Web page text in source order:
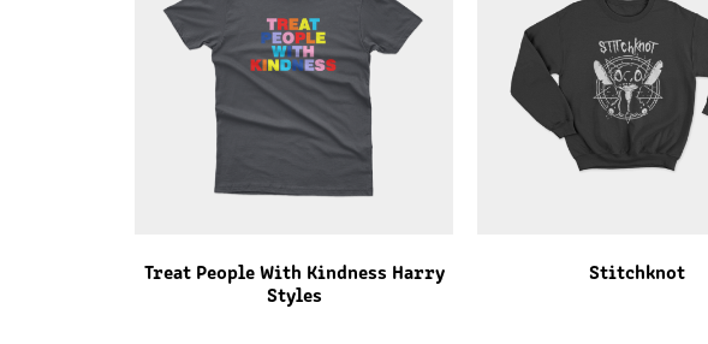
Treat People With Kindness Harry
Styles
Stitchknot